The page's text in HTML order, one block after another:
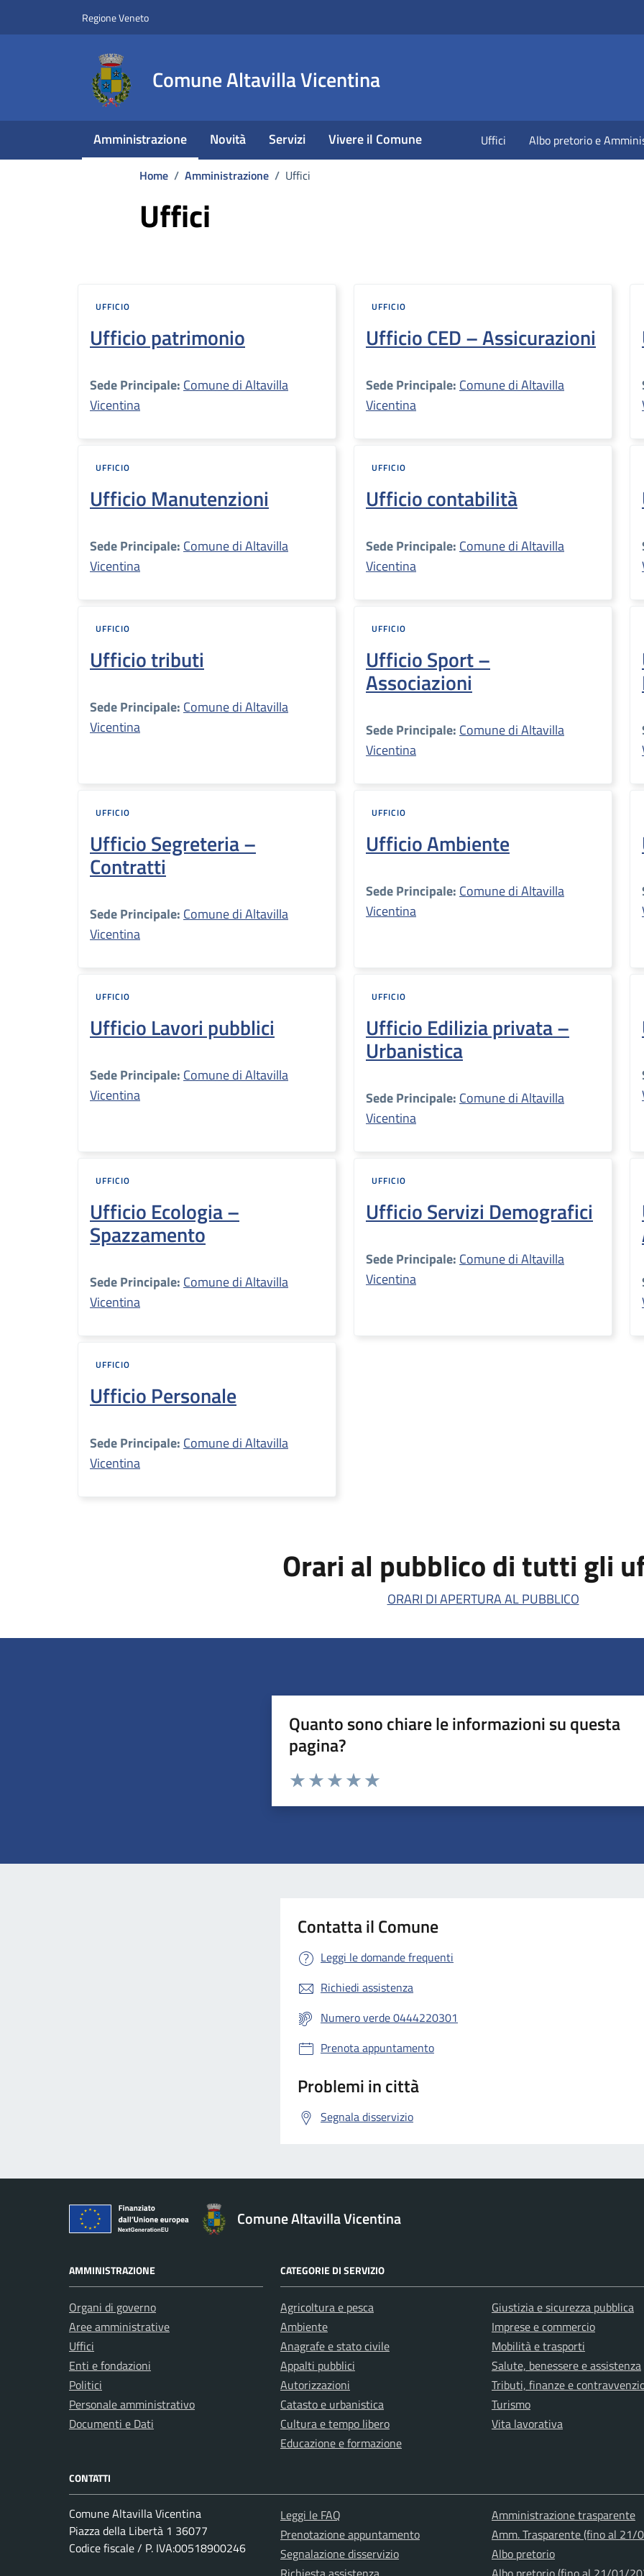
Regione Veneto
Comune Altavilla Vicentina
Amministrazione Novità Servizi Vivere il Comune Uffici Albo pretorio e
Home / Amministrazione / Uffici
Uffici
UFFICIO
Ufficio patrimonio
Sede Principale: Comune di Altavilla
Vicentina
UFFICIO
Ufficio CED – Assicurazioni
Sede Principale: Comune di Altavilla
Vicentina
UFFICIO
Ufficio Manutenzioni
Sede Principale: Comune di Altavilla
Vicentina
UFFICIO
Ufficio contabilità
Sede Principale: Comune di Altavilla
Vicentina
UFFICIO
Ufficio tributi
Sede Principale: Comune di Altavilla
Vicentina
UFFICIO
Ufficio Sport –
Associazioni
Sede Principale: Comune di Altavilla
Vicentina
UFFICIO
Ufficio Segreteria –
Contratti
Sede Principale: Comune di Altavilla
Vicentina
UFFICIO
Ufficio Ambiente
Sede Principale: Comune di Altavilla
Vicentina
UFFICIO
Ufficio Lavori pubblici
Sede Principale: Comune di Altavilla
Vicentina
UFFICIO
Ufficio Edilizia privata –
Urbanistica
Sede Principale: Comune di Altavilla
Vicentina
UFFICIO
Ufficio Ecologia –
Spazzamento
Sede Principale: Comune di Altavilla
Vicentina
UFFICIO
Ufficio Servizi Demografici
Sede Principale: Comune di Altavilla
Vicentina
UFFICIO
Ufficio Personale
Sede Principale: Comune di Altavilla
Vicentina
Orari al pubblico di tutti gli
ORARI DI APERTURA AL PUBBLICO
Quanto sono chiare le informazioni su questa
pagina?
Contatta il Comune
Leggi le domande frequenti
Richiedi assistenza
Numero verde 0444220301
Prenota appuntamento
Problemi in città
Segnala disservizio
Comune Altavilla Vicentina
AMMINISTRAZIONE
Organi di governo
Aree amministrative
Uffici
Enti e fondazioni
Politici
Personale amministrativo
Documenti e Dati
CATEGORIE DI SERVIZIO
Agricoltura e pesca
Ambiente
Anagrafe e stato civile
Appalti pubblici
Autorizzazioni
Catasto e urbanistica
Cultura e tempo libero
Educazione e formazione
Giustizia e sicurezza pubblica
Imprese e commercio
Mobilità e trasporti
Salute, benessere e assistenza
Tributi, finanze e
Turismo
Vita lavorativa
CONTATTI
Comune Altavilla Vicentina
Piazza della Libertà 1 36077
Codice fiscale / P. IVA:00518900246
Leggi le FAQ
Prenotazione appuntamento
Segnalazione disservizio
Amministrazione trasparente
Amm. Trasparente (fino al 21/
Albo pretorio